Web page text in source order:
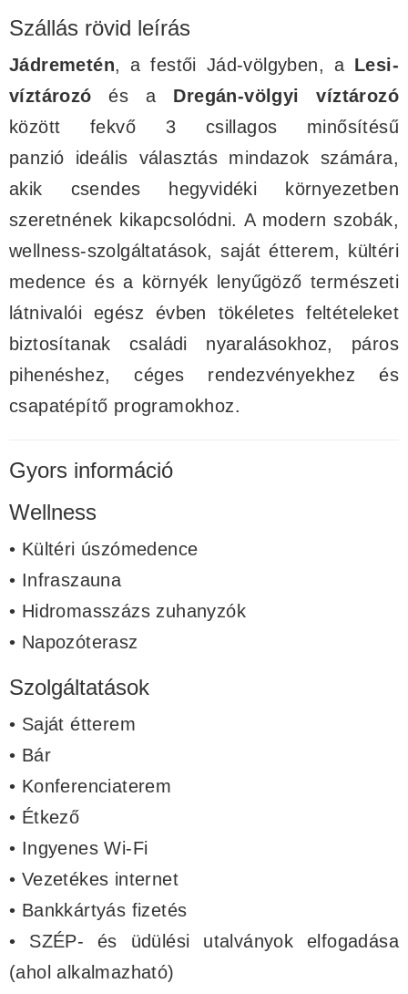
Szállás rövid leírás
Jádremetén, a festői Jád-völgyben, a Lesi-
víztározó és a Dregán-völgyi víztározó
között fekvő 3 csillagos minősítésű
panzió ideális választás mindazok számára,
akik csendes hegyvidéki környezetben
szeretnének kikapcsolódni. A modern szobák,
wellness-szolgáltatások, saját étterem, kültéri
medence és a környék lenyűgöző természeti
látnivalói egész évben tökéletes feltételeket
biztosítanak családi nyaralásokhoz, páros
pihenéshez, céges rendezvényekhez és
csapatépítő programokhoz.
Gyors információ
Wellness
• Kültéri úszómedence
• Infraszauna
• Hidromasszázs zuhanyzók
• Napozóterasz
Szolgáltatások
• Saját étterem
• Bár
• Konferenciaterem
• Étkező
• Ingyenes Wi-Fi
• Vezetékes internet
• Bankkártyás fizetés
• SZÉP- és üdülési utalványok elfogadása
(ahol alkalmazható)